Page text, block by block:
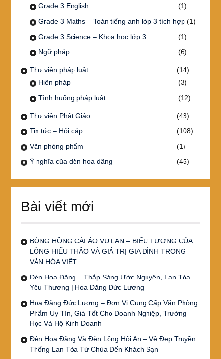
Grade 3 English
(1)
Grade 3 Maths – Toán tiếng anh lớp 3 tích hợp(1)
Grade 3 Science – Khoa học lớp 3
(1)
Ngữ pháp
(6)
Thư viện pháp luật
(14)
Hiến pháp
(3)
Tình huống pháp luật
(12)
Thư viện Phật Giáo
(43)
Tin tức – Hỏi đáp
(108)
Văn phòng phẩm
(1)
Ý nghĩa của đèn hoa đăng
(45)
Bài viết mới
BÔNG HỒNG CÀI ÁO VU LAN – BIỂU TƯỢNG CỦA
LÒNG HIẾU THẢO VÀ GIÁ TRỊ GIA ĐÌNH TRONG
VĂN HÓA VIỆT
Đèn Hoa Đăng – Thắp Sáng Ước Nguyện, Lan Tỏa
Yêu Thương | Hoa Đăng Đức Lương
Hoa Đăng Đức Lương – Đơn Vị Cung Cấp Văn Phòng
Phẩm Uy Tín, Giá Tốt Cho Doanh Nghiệp, Trường
Học Và Hộ Kinh Doanh
Đèn Hoa Đăng Và Đèn Lồng Hội An – Vẻ Đẹp Truyền
Thống Lan Tỏa Từ Chùa Đến Khách Sạn